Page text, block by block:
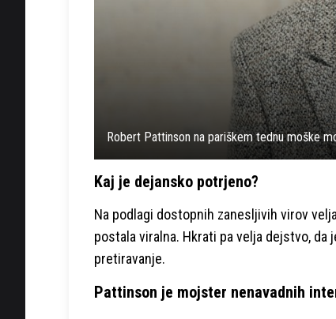
Robert Pattinson na pariškem tednu moške
Kaj je dejansko potrjeno?
Na podlagi dostopnih zanesljivih virov
postala viralna. Hkrati pa velja dejstvo,
pretiravanje.
Pattinson je mojster nenavadnih